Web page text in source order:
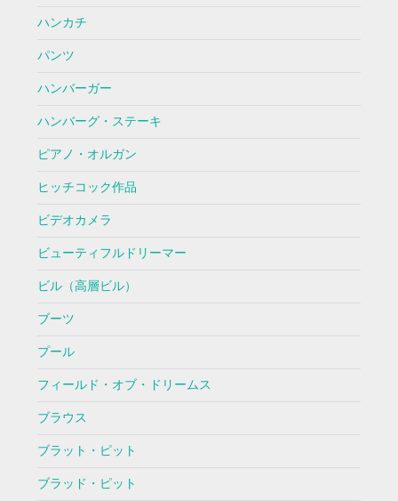
ハンカチ
パンツ
ハンバーガー
ハンバーグ・ステーキ
ピアノ・オルガン
ヒッチコック作品
ビデオカメラ
ビューティフルドリーマー
ビル（高層ビル）
ブーツ
プール
フィールド・オブ・ドリームス
ブラウス
ブラット・ピット
ブラッド・ピット